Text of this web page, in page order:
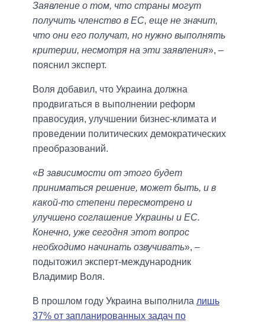
Заявление о том, что страны могут
получить членство в ЕС, еще не значит,
что они его получат, но нужно выполнять
критерии, несмотря на эти заявления», –
пояснил эксперт.
Воля добавил, что Украина должна
продвигаться в выполнении реформ
правосудия, улучшении бизнес-климата и
проведении политических демократических
преобразований.
«В зависимости от этого будет
приниматься решение, может быть, и в
какой-то степени пересмотрено и
улучшено соглашение Украины и ЕС.
Конечно, уже сегодня этот вопрос
необходимо начинать озвучивать», –
подытожил эксперт-международник
Владимир Воля.
В прошлом году Украина выполнила лишь
37% от запланированных задач по